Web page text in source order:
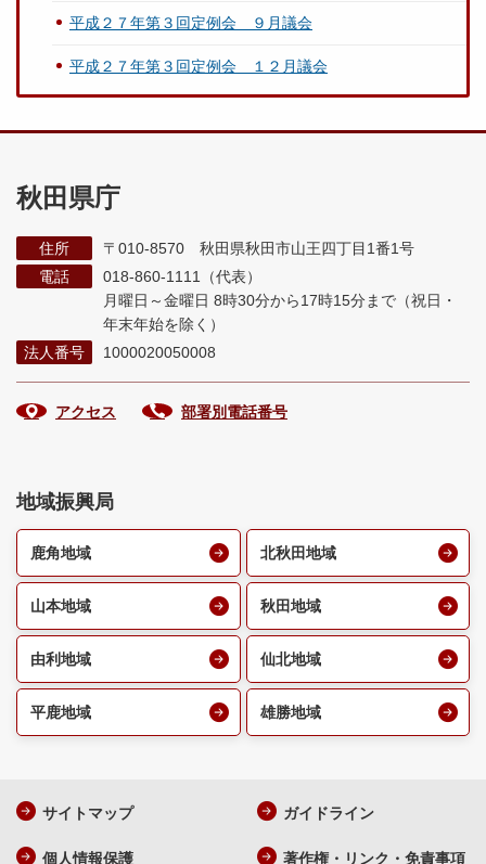
平成２７年第３回定例会 ９月議会
平成２７年第３回定例会 １２月議会
秋田県庁
住所
〒010-8570 秋田県秋田市山王四丁目1番1号
電話
018-860-1111（代表）
月曜日～金曜日 8時30分から17時15分まで （祝日・
年末年始を除く）
法人番号
1000020050008
アクセス 部署別電話番号
地域振興局
鹿角地域 北秋田地域
山本地域 秋田地域
由利地域 仙北地域
平鹿地域 雄勝地域
サイトマップ ガイドライン
個人情報保護 著作権・リンク・免責事項